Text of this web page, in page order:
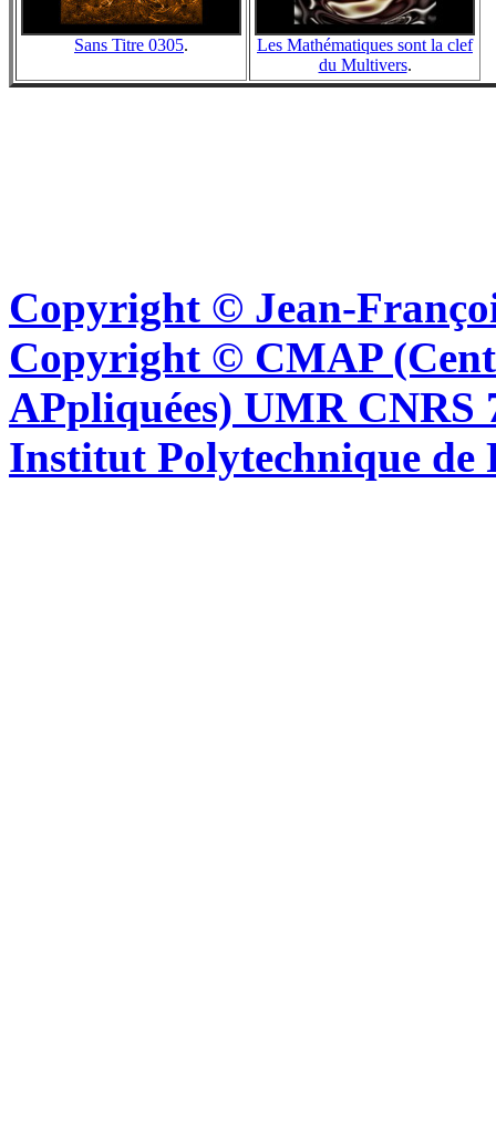
Sans Titre 0305.
Les Mathématiques sont la clef
du Multivers.
Copyright © Jean-
Copyright © CMAP
APpliquées) UMR CNRS
Institut Polytechnique de